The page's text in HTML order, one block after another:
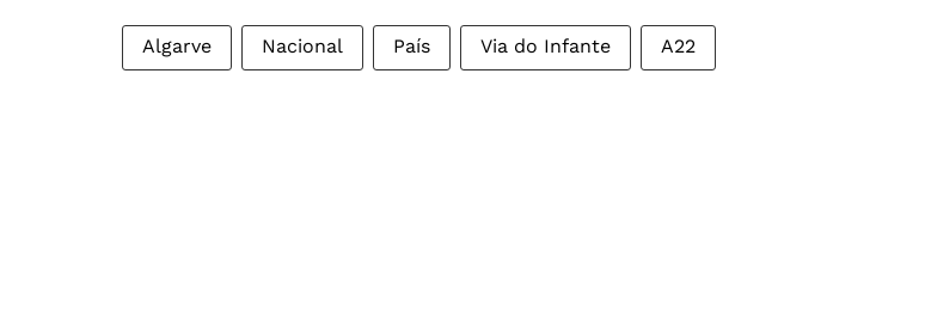
Algarve Nacional País Via do Infante A22